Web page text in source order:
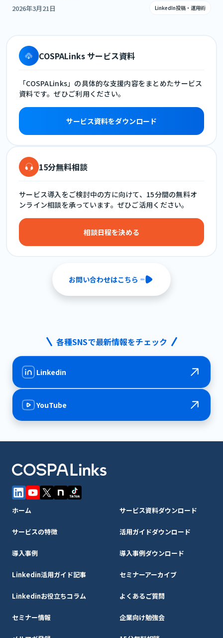
2026年3月21日 LinkedIn投稿・運用術
COSPALinks サービス資料
「COSPALinks」の具体的な支援内容をまとめたサービス
資料です。ぜひご利用ください。
サービス資料をダウンロード
15分無料相談
サービス導入をご検討中の方に向けて、15分間の無料オ
ンライン相談を承っています。ぜひご活用ください。
相談日程を決める
お問い合わせはこちら
各種SNSで最新情報をチェック
Linkedin
YouTube
ホーム サービス資料ダウンロード
サービスの特徴 活用ガイドダウンロード
導入事例 導入事例ダウンロード
Linkedin活用ガイド記事 セミナーアーカイブ
Linkedinお役立ちコラム よくあるご質問
セミナー情報 企業向け勉強会